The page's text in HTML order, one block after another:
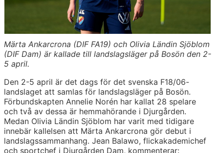
Märta Ankarcrona (DIF FA19) och Olivia Ländin Sjöblom
(DIF Dam) är kallade till landslagsläger på Bosön den 2-
5 april.
Den 2-5 april är det dags för det svenska F18/06-
landslaget att samlas för landslagsläger på Bosön.
Förbundskapten Annelie Norén har kallat 28 spelare
och två av dessa är hemmahörande i Djurgården.
Medan Olivia Ländin Sjöblom har varit med tidigare
innebär kallelsen att Märta Ankarcrona gör debut i
landslagssammanhang. Jean Balawo, flickakademichef
och sportchef i Djurgården Dam, kommenterar: